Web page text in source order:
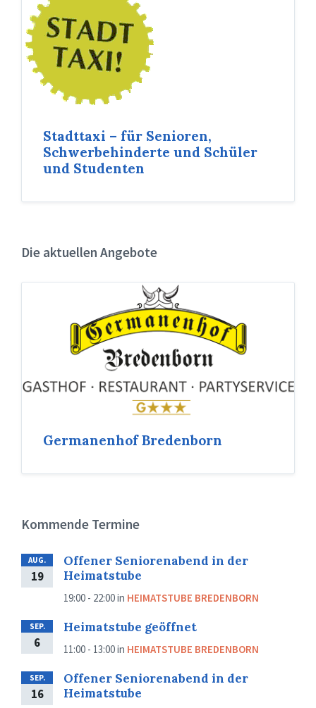
Stadttaxi – für Senioren,
Schwerbehinderte und Schüler
und Studenten
Die aktuellen Angebote
Germanenhof Bredenborn
Kommende Termine
AUG.
19
Offener Seniorenabend in der
Heimatstube
19:00 - 22:00in HEIMATSTUBE BREDENBORN
SEP.
6
Heimatstube geöffnet
11:00 - 13:00in HEIMATSTUBE BREDENBORN
SEP.
16
Offener Seniorenabend in der
Heimatstube